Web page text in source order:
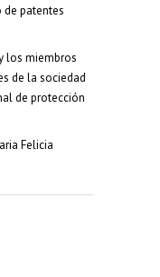
patentes
los miembros
de la sociedad
de protección
Felicia